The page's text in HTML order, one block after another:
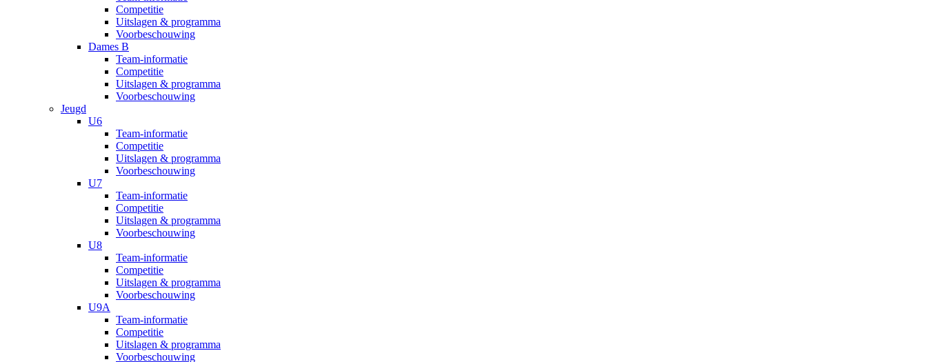
Competitie
Uitslagen & programma
Voorbeschouwing
Dames B
Team-informatie
Competitie
Uitslagen & programma
Voorbeschouwing
Jeugd
U6
Team-informatie
Competitie
Uitslagen & programma
Voorbeschouwing
U7
Team-informatie
Competitie
Uitslagen & programma
Voorbeschouwing
U8
Team-informatie
Competitie
Uitslagen & programma
Voorbeschouwing
U9A
Team-informatie
Competitie
Uitslagen & programma
Voorbeschouwing